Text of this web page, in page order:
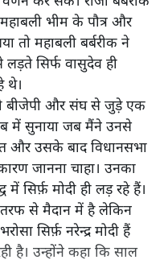
भीम के पौत्र और
तो महाबली बर्बरीक ने
सिर्फ वासुदेव ही
थे।
बीजेपी और संघ से जुड़े एक
में सुनाया जब मैंने उनसे
और उसके बाद विधानसभा
जानना चाहा। उनका
सिर्फ़ मोदी ही लड़ रहे हैं।
तरफ से मैदान में है लेकिन
सिर्फ़ नरेन्द्र मोदी हैं
है। उन्होंने कहा कि साल